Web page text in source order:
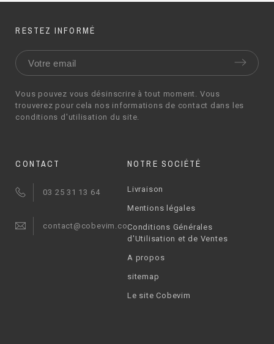
RESTEZ INFORMÉ
Vous pouvez vous désinscrire à tout moment. Vous
trouverez pour cela nos informations de contact dans les
conditions d'utilisation du site.
CONTACT
03 25 31 13 64
contact@cobevim.com
NOTRE SOCIÉTÉ
Livraison
Mentions légales
Conditions Générales
d'Utilisation et de Ventes
A propos
sitemap
Le site Cobevim